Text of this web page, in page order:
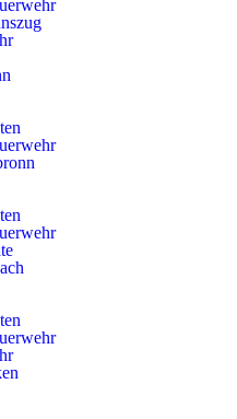
(webcal)
(ics)
PDF-Datei